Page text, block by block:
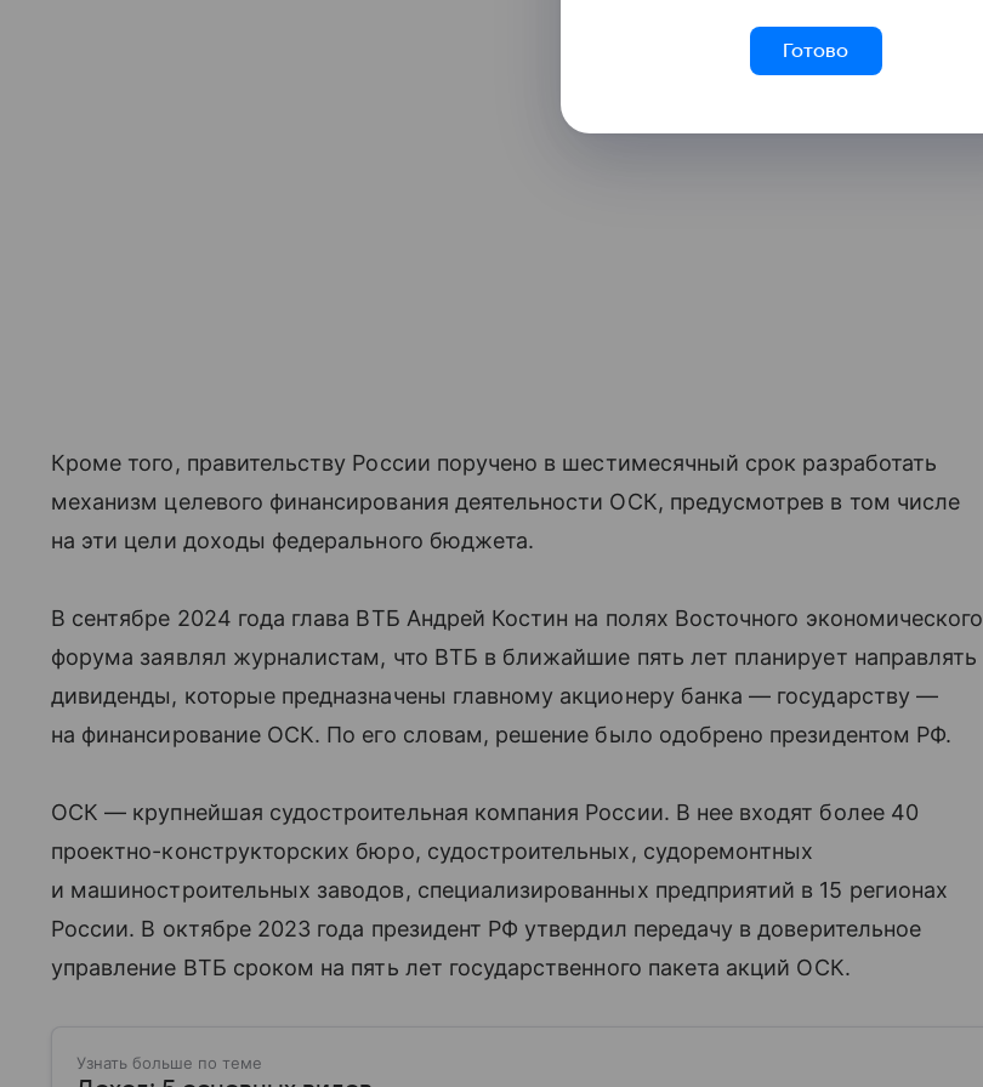
Кроме того, правительству России поручено в шестимесячный срок разработать
механизм целевого финансирования деятельности ОСК, предусмотрев в том числе
на эти цели доходы федерального бюджета.
В сентябре 2024 года глава ВТБ Андрей Костин на полях Восточного экономического
форума заявлял журналистам, что ВТБ в ближайшие пять лет планирует направлять
дивиденды, которые предназначены главному акционеру банка — государству —
на финансирование ОСК. По его словам, решение было одобрено президентом РФ.
ОСК — крупнейшая судостроительная компания России. В нее входят более 40
проектно-конструкторских бюро, судостроительных, судоремонтных
и машиностроительных заводов, специализированных предприятий в 15 регионах
России. В октябре 2023 года президент РФ утвердил передачу в доверительное
управление ВТБ сроком на пять лет государственного пакета акций ОСК.
Узнать больше по теме
Готово